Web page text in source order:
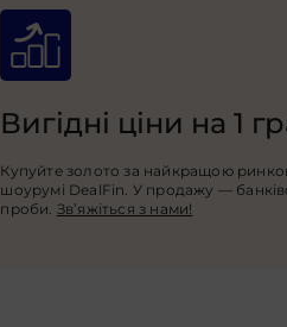
Вигідні ціни на 1
Купуйте золото за найкращою
шоурумі DealFin. У продажу —
проби. Зв’яжіться з нами!